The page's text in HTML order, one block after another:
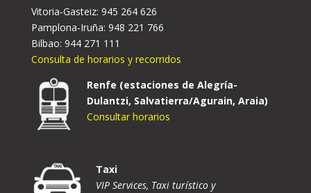
Vitoria-Gasteiz: 945 264 626
Pamplona-Iruña: 948 221 766
Bilbao: 944 271 111
Consulta de horarios y recorridos
Renfe (estaciones de Alegría-
Dulantzi, Salvatierra/Agurain, Araia)
Consultar horarios
Taxi
VIP Services, Taxi turístico y